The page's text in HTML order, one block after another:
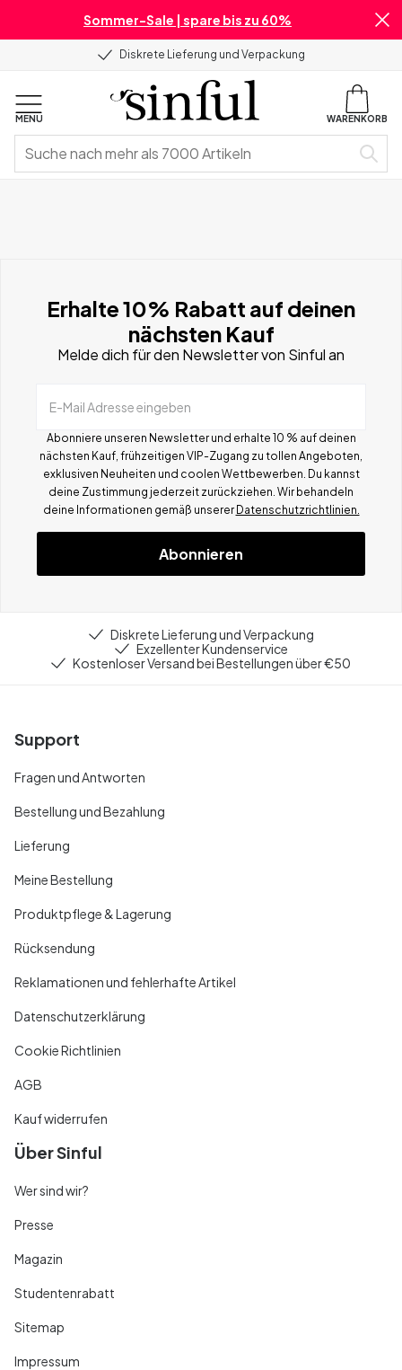
Sommer-Sale | spare bis zu 60%
Diskrete Lieferung und Verpackung
MENU WARENKORB
Erhalte 10% Rabatt auf deinen
nächsten Kauf
Melde dich für den Newsletter von Sinful an
E-Mail Adresse eingeben
Abonniere unseren Newsletter und erhalte 10 % auf deinen
nächsten Kauf, frühzeitigen VIP-Zugang zu tollen Angeboten,
exklusiven Neuheiten und coolen Wettbewerben. Du kannst
deine Zustimmung jederzeit zurückziehen. Wir behandeln
deine Informationen gemäß unserer Datenschutzrichtlinien.
Abonnieren
Diskrete Lieferung und Verpackung
Exzellenter Kundenservice
Kostenloser Versand bei Bestellungen über €50
Support
Fragen und Antworten
Bestellung und Bezahlung
Lieferung
Meine Bestellung
Produktpflege & Lagerung
Rücksendung
Reklamationen und fehlerhafte Artikel
Datenschutzerklärung
Cookie Richtlinien
AGB
Kauf widerrufen
Über Sinful
Wer sind wir?
Presse
Magazin
Studentenrabatt
Sitemap
Impressum